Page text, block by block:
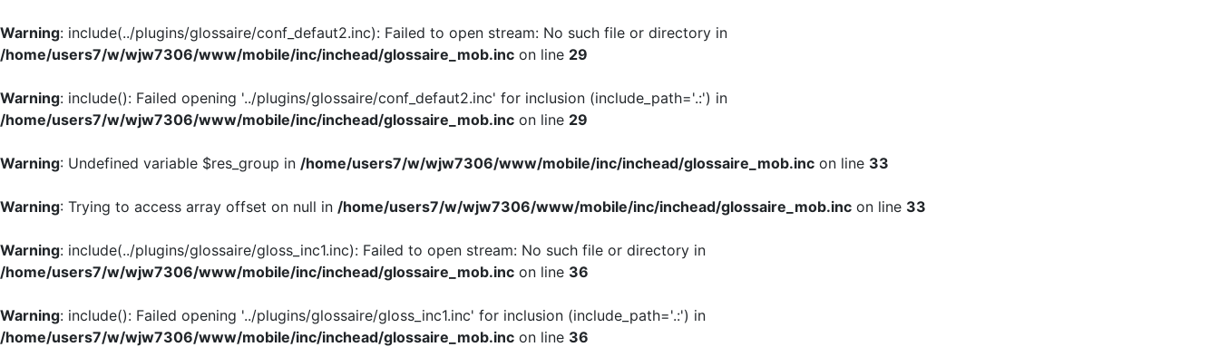
Warning: include(../plugins/glossaire/conf_defaut2.inc): Failed to open stream: No such file or directory in
/home/users7/w/wjw7306/www/mobile/inc/inchead/glossaire_mob.inc on line 29
Warning: include(): Failed opening '../plugins/glossaire/conf_defaut2.inc' for inclusion (include_path='.:') in
/home/users7/w/wjw7306/www/mobile/inc/inchead/glossaire_mob.inc on line 29
Warning: Undefined variable $res_group in /home/users7/w/wjw7306/www/mobile/inc/inchead/glossaire_mob.inc on line 33
Warning: Trying to access array offset on null in /home/users7/w/wjw7306/www/mobile/inc/inchead/glossaire_mob.inc on line 33
Warning: include(../plugins/glossaire/gloss_inc1.inc): Failed to open stream: No such file or directory in
/home/users7/w/wjw7306/www/mobile/inc/inchead/glossaire_mob.inc on line 36
Warning: include(): Failed opening '../plugins/glossaire/gloss_inc1.inc' for inclusion (include_path='.:') in
/home/users7/w/wjw7306/www/mobile/inc/inchead/glossaire_mob.inc on line 36